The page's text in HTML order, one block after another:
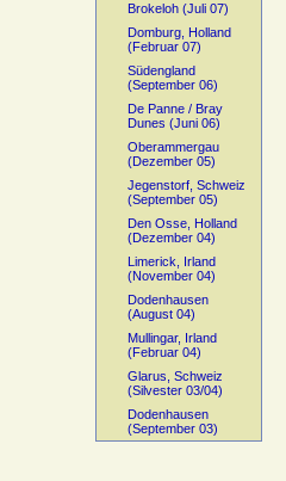
Brokeloh (Juli 07)
Domburg, Holland
(Februar 07)
Südengland
(September 06)
De Panne / Bray
Dunes (Juni 06)
Oberammergau
(Dezember 05)
Jegenstorf, Schweiz
(September 05)
Den Osse, Holland
(Dezember 04)
Limerick, Irland
(November 04)
Dodenhausen
(August 04)
Mullingar, Irland
(Februar 04)
Glarus, Schweiz
(Silvester 03/04)
Dodenhausen
(September 03)